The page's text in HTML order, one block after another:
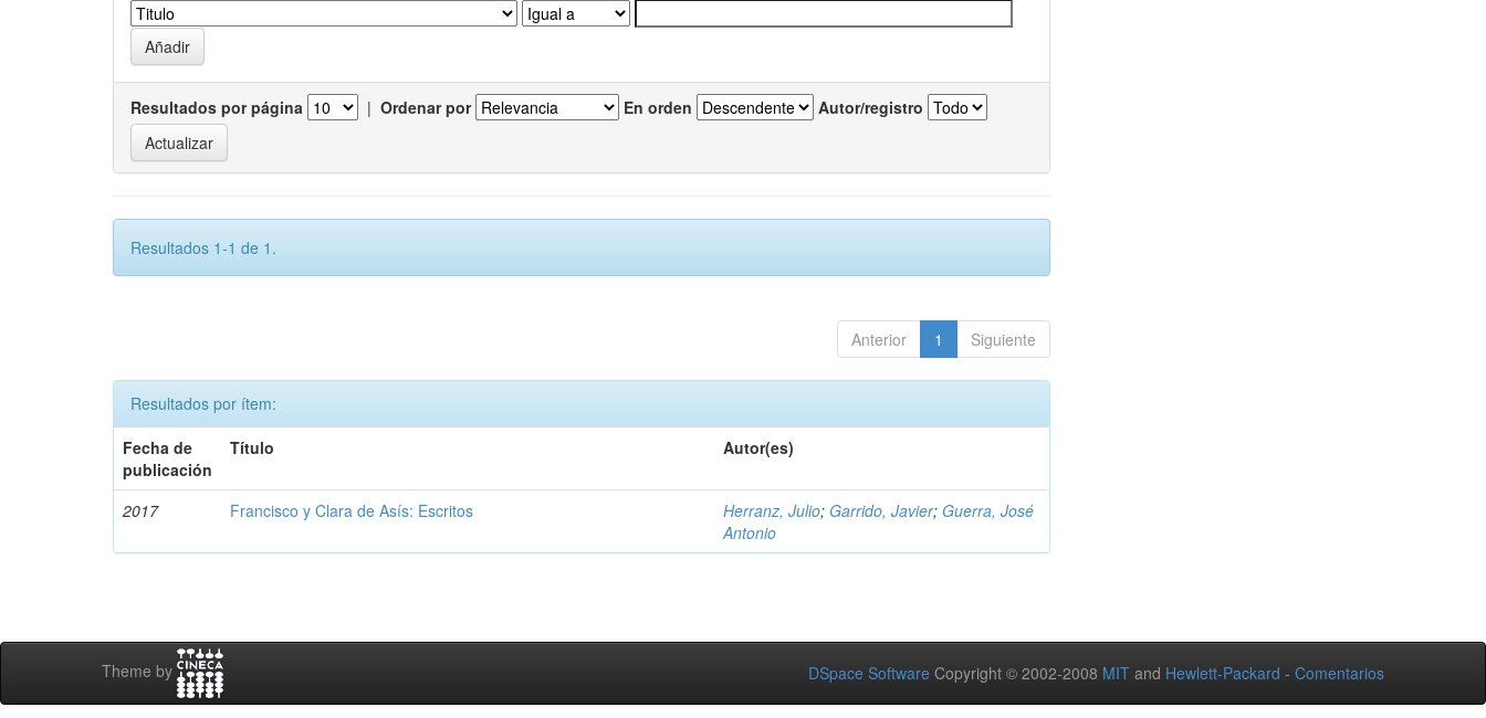
Resultados por página | Ordenar por En orden Autor/registro
Resultados 1-1 de 1.
Anterior 1 Siguiente
Resultados por ítem:
Fecha de
publicación
Título Autor(es)
2017 Francisco y Clara de Asís: Escritos Herranz, Julio; Garrido, Javier; Guerra, José
Antonio
Theme by DSpace Software Copyright © 2002-2008 MIT and Hewlett-Packard - Comentarios